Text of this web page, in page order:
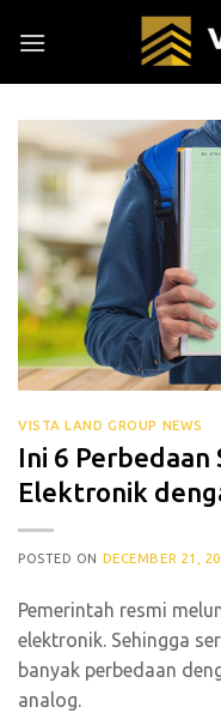
VISTA LAND GROUP NEWS
Ini 6
Elektronik
POSTED ON DECEMBER 21,
Pemerintah resmi
elektronik. Sehingga
banyak perbedaan
analog.